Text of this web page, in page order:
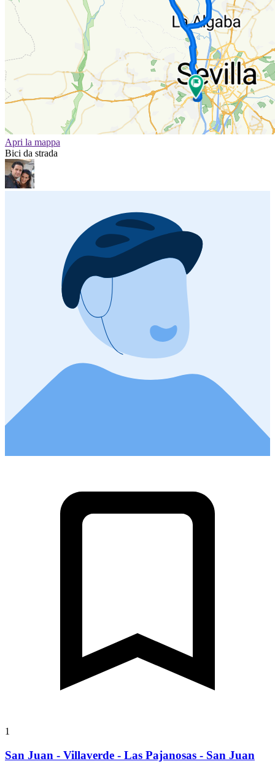
Apri la mappa
Bici da strada
1
San Juan - Villaverde - Las Pajanosas - San Juan